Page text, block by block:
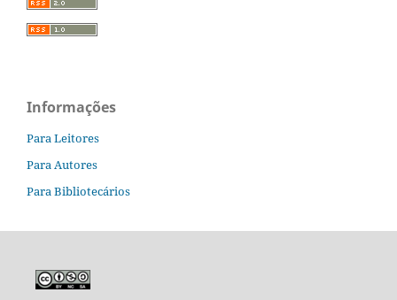
Informações
Para Leitores
Para Autores
Para Bibliotecários